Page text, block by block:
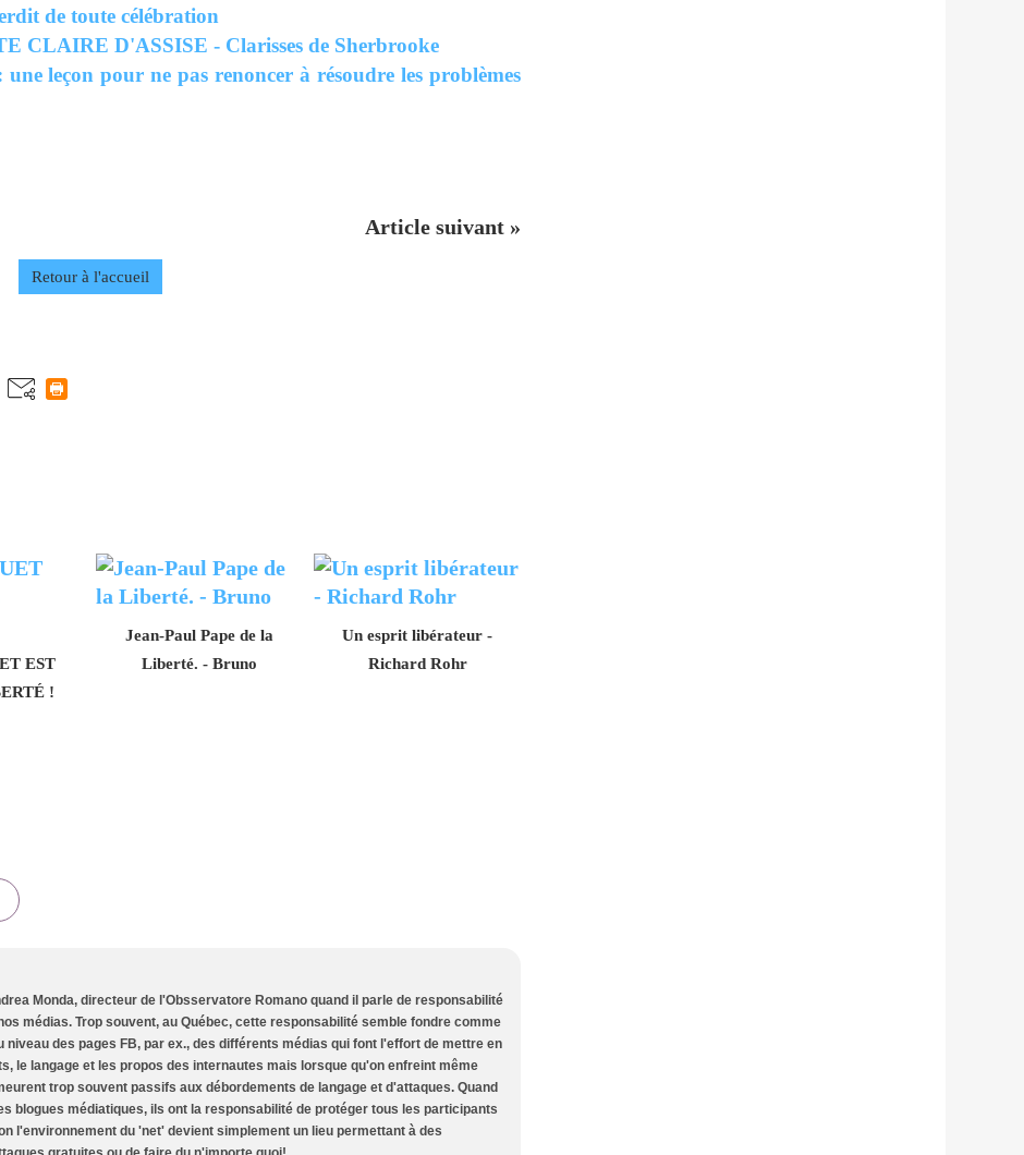
de toute célébration
CLAIRE D'ASSISE - Clarisses de Sherbrooke
leçon pour ne pas renoncer à résoudre les problèmes
Article suivant »
Retour à l'accueil
EST
!
Jean-Paul Pape de la
Liberté. - Bruno
Un esprit libérateur -
Richard Rohr
Monda, directeur de l'Obsservatore Romano quand il parle de responsabilité
médias. Trop souvent, au Québec, cette responsabilité semble fondre comme
niveau des pages FB, par ex., des différents médias qui font l'effort de mettre en
le langage et les propos des internautes mais lorsque qu'on enfreint même
trop souvent passifs aux débordements de langage et d'attaques. Quand
blogues médiatiques, ils ont la responsabilité de protéger tous les participants
l'environnement du 'net' devient simplement un lieu permettant à des